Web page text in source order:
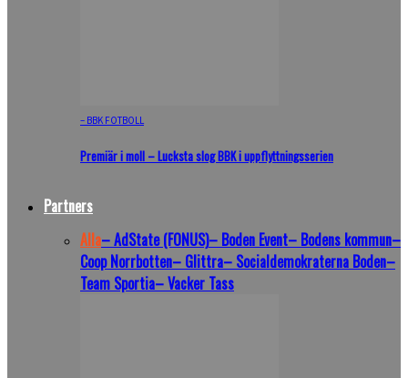
– BBK FOTBOLL
Premiär i moll – Lucksta slog BBK i uppflyttningsserien
Partners
Alla– AdState (FONUS)– Boden Event– Bodens kommun–
Coop Norrbotten– Glittra– Socialdemokraterna Boden–
Team Sportia– Vacker Tass